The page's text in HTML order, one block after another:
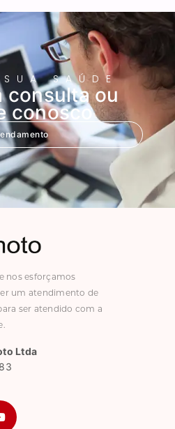
SAÚDE
consulta ou
conosco
nos esforçamos
um atendimento de
ser atendido com a
Ltda